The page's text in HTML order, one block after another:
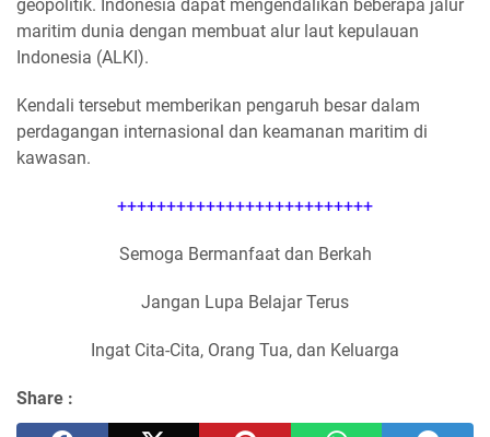
geopolitik. Indonesia dapat mengendalikan beberapa jalur
maritim dunia dengan membuat alur laut kepulauan
Indonesia (ALKI).
Kendali tersebut memberikan pengaruh besar dalam
perdagangan internasional dan keamanan maritim di
kawasan.
++++++++++++++++++++++++++
Semoga Bermanfaat dan Berkah
Jangan Lupa Belajar Terus
Ingat Cita-Cita, Orang Tua, dan Keluarga
Share :